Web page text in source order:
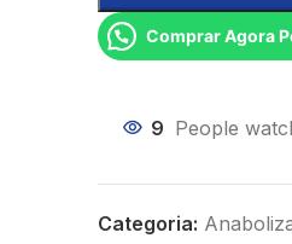
Comprar Agora
9 People
Categoria: